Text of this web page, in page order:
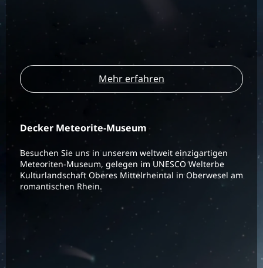
Mehr erfahren
Decker Meteorite-Museum
Besuchen Sie uns in unserem weltweit einzigartigen
Meteoriten-Museum, gelegen im UNESCO Welterbe
Kulturlandschaft Oberes Mittelrheintal in Oberwesel am
romantischen Rhein.